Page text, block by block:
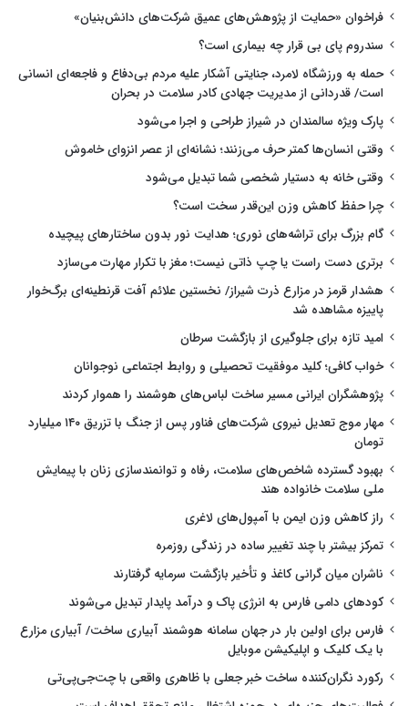
فراخوان «حمایت از پژوهش‌های عمیق شرکت‌های دانش‌بنیان»
سندروم پای بی قرار چه بیماری است؟
حمله به ورزشگاه لامرد، جنایتی آشکار علیه مردم بی‌دفاع و فاجعه‌ای انسانی
است/ قدردانی از مدیریت جهادی کادر سلامت در بحران
پارک ویژه سالمندان در شیراز طراحی و اجرا می‌شود
وقتی انسان‌ها کمتر حرف می‌زنند؛ نشانه‌ای از عصر انزوای خاموش
وقتی خانه به دستیار شخصی شما تبدیل می‌شود
چرا حفظ کاهش وزن این‌قدر سخت است؟
گام بزرگ برای تراشه‌های نوری؛ هدایت نور بدون ساختارهای پیچیده
برتری دست راست یا چپ ذاتی نیست؛ مغز با تکرار مهارت می‌سازد
هشدار قرمز در مزارع ذرت شیراز/ نخستین علائم آفت قرنطینه‌ای برگ‌خوار
پاییزه مشاهده شد
امید تازه برای جلوگیری از بازگشت سرطان
خواب کافی؛ کلید موفقیت تحصیلی و روابط اجتماعی نوجوانان
پژوهشگران ایرانی مسیر ساخت لباس‌های هوشمند را هموار کردند
مهار موج تعدیل نیروی شرکت‌های فناور پس از جنگ با تزریق ۱۴۰ میلیارد
تومان
بهبود گسترده شاخص‌های سلامت، رفاه و توانمندسازی زنان با پیمایش
ملی سلامت خانواده هند
راز کاهش وزن ایمن با آمپول‌های لاغری
تمرکز بیشتر با چند تغییر ساده در زندگی روزمره
ناشران میان گرانی کاغذ و تأخیر بازگشت سرمایه گرفتارند
کودهای دامی فارس به انرژی پاک و درآمد پایدار تبدیل می‌شوند
فارس برای اولین بار در جهان سامانه هوشمند آبیاری ساخت/ آبیاری مزارع
با یک کلیک و اپلیکیشن موبایل
رکورد نگران‌کننده ساخت خبر جعلی با ظاهری واقعی با چت‌جی‌پی‌تی